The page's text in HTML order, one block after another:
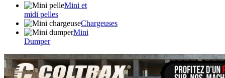
Mini et
midi pelles
Chargeuses
Mini
Dumper